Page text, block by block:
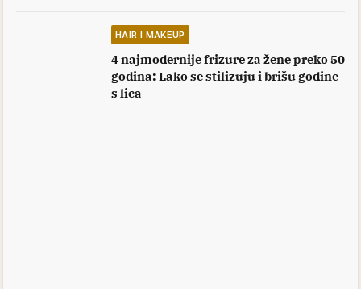
HAIR I MAKEUP
4 najmodernije frizure za žene preko 50
godina: Lako se stilizuju i brišu godine
s lica